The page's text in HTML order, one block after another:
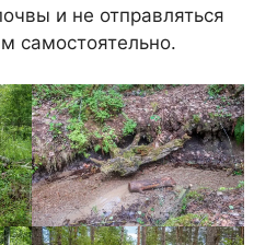
и не отправляться
самостоятельно.